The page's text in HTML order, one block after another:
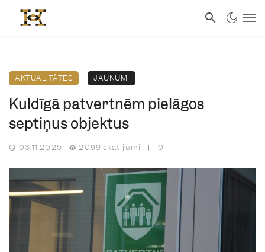
AKTUALITĀTES JAUNUMI
Kuldīgā patvertnēm pielāgos
septiņus objektus
03.11.2025 2099 skatījumi 0